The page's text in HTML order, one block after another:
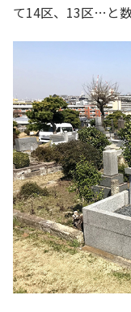
て14区、13区…と